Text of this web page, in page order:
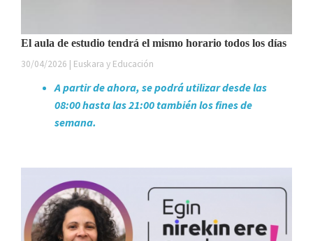
El aula de estudio tendrá el mismo horario todos los días
30/04/2026 | Euskara y Educación
A partir de ahora, se podrá utilizar desde las
08:00 hasta las 21:00 también los fines de
semana.